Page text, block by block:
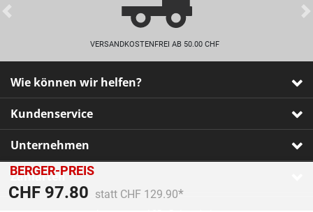
BERGER-PREIS
CHF 97.80 Preis reduziert von
statt CHF 129.90
An
VERSANDKOSTENFREI AB 50.00 CHF
Previous
Wie können wir helfen?
Kundenservice
Unternehmen
Zahlarten